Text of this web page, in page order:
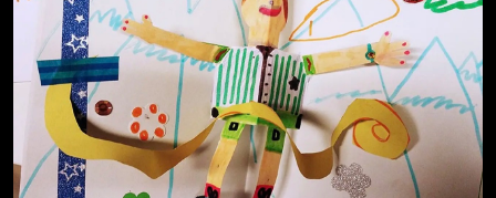
Les Halles de Schaerbeek